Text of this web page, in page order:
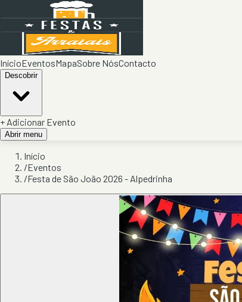
InícioEventosMapaSobre NósContacto
Descobrir
+ Adicionar Evento
Abrir menu
Início
/Eventos
/Festa de São João 2026 - Alpedrinha